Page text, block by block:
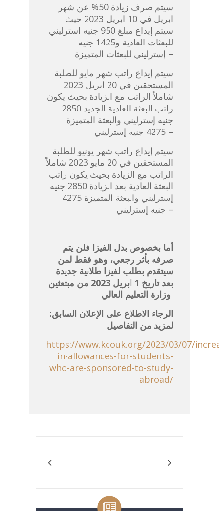
سيتم صرف زيادة 50% عن شهر
ابريل في 10 ابريل 2023 حيث
سيتم إيداع مبلغ 950 جنيه استرليني
للبعثات العادية و1425 جنيه
إسترليني للبعثات المتميزة –
سيتم إيداع راتب شهر مايو للطلبة
المستحقين في 20 ابريل 2023
شاملاً الراتب مع الزيادة بحيث يكون
راتب البعثة العادية الجديد 2850
جنيه إسترليني والبعثة المتميزة
4275 جنيه إسترليني –
سيتم إيداع راتب شهر يونيو للطلبة
المستحقين في 20 مايو 2023 شاملاً
الراتب مع الزيادة بحيث يكون راتب
البعثة العادية بعد الزيادة 2850 جنيه
إسترليني والبعثة المتميزة 4275
جنيه إسترليني –
أما بخصوص بدل الفيزا فلن يتم
صرفه بأثر رجعي، وهو فقط لمن
سيتقدم بطلب لفيزا طلابية جديدة
بعد تاريخ 1 ابريل 2023 من مبتعثين
:الرجاء الاطلاع على الإعلان السابق
لمزيد من التفاصيل
https://www.kcouk.org/2023/03/07/
in-allowances-for-students-
who-are-sponsored-to-study-
abroad/